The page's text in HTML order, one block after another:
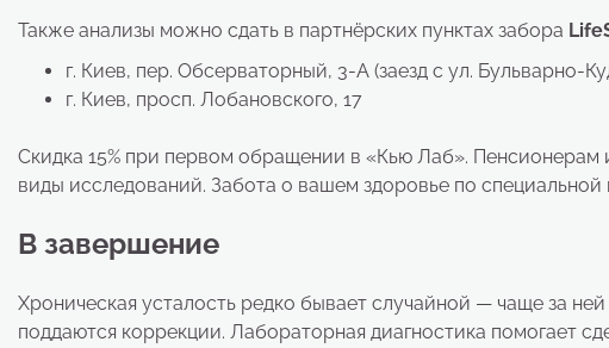
Также анализы можно сдать в партнёрских пунктах забора
г. Киев, пер. Обсерваторный, 3-А (заезд с ул. Бульварно-
г. Киев, просп. Лобановского, 17
Скидка 15% при первом обращении в «Кью Лаб».
виды исследований. Забота о вашем здоровье по специальной
В завершение
Хроническая усталость редко бывает случайной — чаще за
поддаются коррекции. Лабораторная диагностика помогает